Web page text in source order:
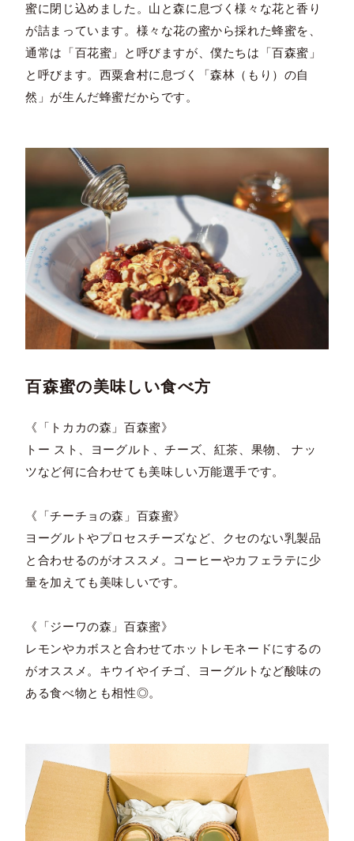
蜜に閉じ込めました。山と森に息づく様々な花と香り
が詰まっています。様々な花の蜜から採れた蜂蜜を、
通常は「百花蜜」と呼びますが、僕たちは「百森蜜」
と呼びます。西粟倉村に息づく「森林（もり）の自
然」が生んだ蜂蜜だからです。
百森蜜の美味しい食べ方
《「トカカの森」百森蜜》
トー スト、ヨーグルト、チーズ、紅茶、果物、 ナッ
ツなど何に合わせても美味しい万能選手です。
《「チーチョの森」百森蜜》
ヨーグルトやプロセスチーズなど、クセのない乳製品
と合わせるのがオススメ。コーヒーやカフェラテに少
量を加えても美味しいです。
《「ジーワの森」百森蜜》
レモンやカボスと合わせてホットレモネードにするの
がオススメ。キウイやイチゴ、ヨーグルトなど酸味の
ある食べ物とも相性◎。